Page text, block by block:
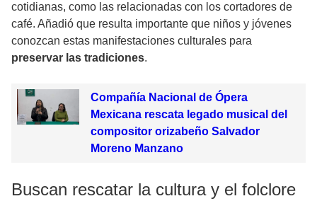
cotidianas, como las relacionadas con los cortadores de
café. Añadió que resulta importante que niños y jóvenes
conozcan estas manifestaciones culturales para
preservar las tradiciones.
Compañía Nacional de Ópera
Mexicana rescata legado musical del
compositor orizabeño Salvador
Moreno Manzano
Buscan rescatar la cultura y el folclore